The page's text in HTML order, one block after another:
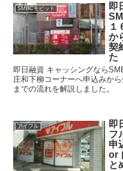
SMBCモビット
即
１
か
契
た
即日融資 キャッシングなら
庄和下柳コーナーへ申込みか
までの流れを解説しました。
アイフル
即
フ
申
or
と